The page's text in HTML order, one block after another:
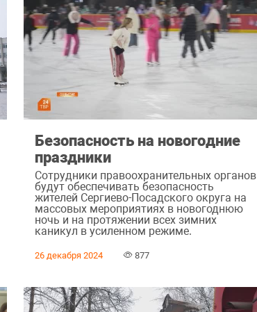
Безопасность на новогодние
праздники
Сотрудники правоохранительных органов
будут обеспечивать безопасность
жителей Сергиево-Посадского округа на
массовых мероприятиях в новогоднюю
ночь и на протяжении всех зимних
каникул в усиленном режиме.
26 декабря 2024 877